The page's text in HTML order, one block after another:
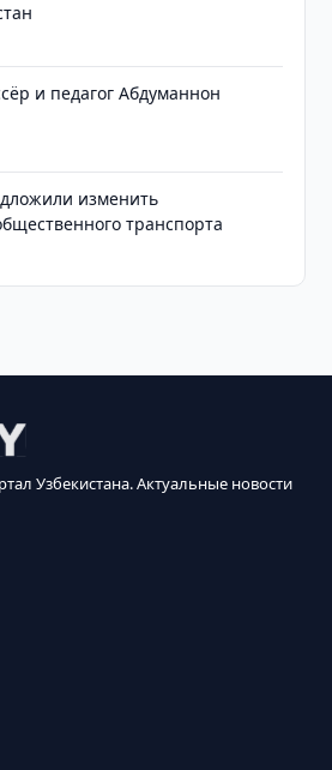
и педагог Абдуманнон
изменить
транспорта
Узбекистана. Актуальные новости